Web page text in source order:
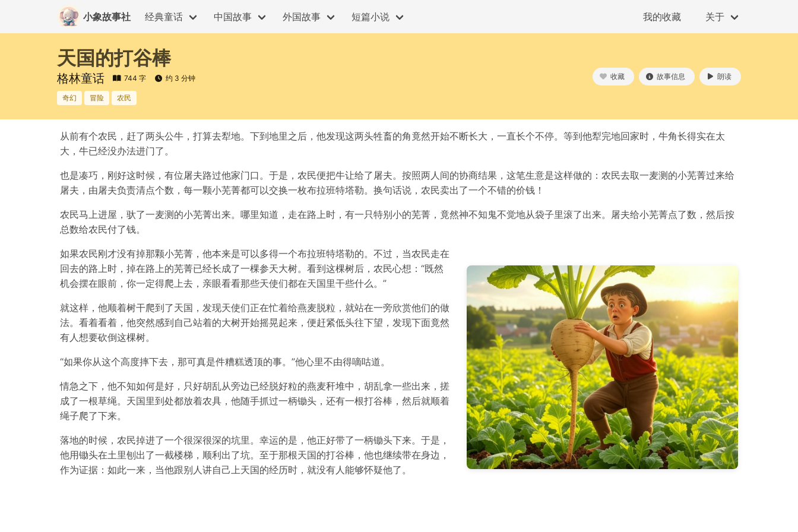
小象故事社 经典童话 中国故事 外国故事 短篇小说 我的收藏 关于
天国的打谷棒
格林童话 744 字 约 3 分钟
奇幻 冒险 农民
收藏 故事信息 朗读
从前有个农民，赶了两头公牛，打算去犁地。下到地里之后，他发现这两头牲畜的角竟然开始不断长大，一直长个不停。等到他犁完地回家时，牛角长得实在太
大，牛已经没办法进门了。
也是凑巧，刚好这时候，有位屠夫路过他家门口。于是，农民便把牛让给了屠夫。按照两人间的协商结果，这笔生意是这样做的：农民去取一麦测的小芜菁过来给
屠夫，由屠夫负责清点个数，每一颗小芜菁都可以交换一枚布拉班特塔勒。换句话说，农民卖出了一个不错的价钱！
农民马上进屋，驮了一麦测的小芜菁出来。哪里知道，走在路上时，有一只特别小的芜菁，竟然神不知鬼不觉地从袋子里滚了出来。屠夫给小芜菁点了数，然后按
总数给农民付了钱。
如果农民刚才没有掉那颗小芜菁，他本来是可以多得一个布拉班特塔勒的。不过，当农民走在
回去的路上时，掉在路上的芜菁已经长成了一棵参天大树。看到这棵树后，农民心想：“既然
机会摆在眼前，你一定得爬上去，亲眼看看那些天使们都在天国里干些什么。”
就这样，他顺着树干爬到了天国，发现天使们正在忙着给燕麦脱粒，就站在一旁欣赏他们的做
法。看着看着，他突然感到自己站着的大树开始摇晃起来，便赶紧低头往下望，发现下面竟然
有人想要砍倒这棵树。
“如果你从这个高度摔下去，那可真是件糟糕透顶的事。”他心里不由得嘀咕道。
情急之下，他不知如何是好，只好胡乱从旁边已经脱好粒的燕麦秆堆中，胡乱拿一些出来，搓
成了一根草绳。天国里到处都放着农具，他随手抓过一柄锄头，还有一根打谷棒，然后就顺着
绳子爬了下来。
落地的时候，农民掉进了一个很深很深的坑里。幸运的是，他正好带了一柄锄头下来。于是，
他用锄头在土里刨出了一截楼梯，顺利出了坑。至于那根天国的打谷棒，他也继续带在身边，
作为证据：如此一来，当他跟别人讲自己上天国的经历时，就没有人能够怀疑他了。